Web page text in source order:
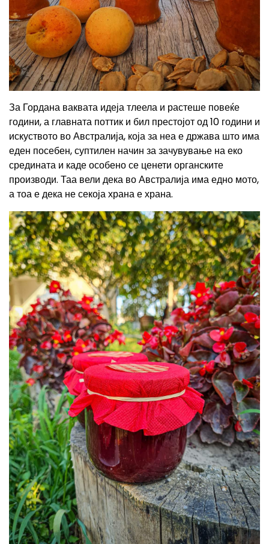
За Гордана ваквата идеја тлеела и растеше повеќе
години, а главната поттик и бил престојот од 10 години и
искуството во Австралија, која за неа е држава што има
еден посебен, суптилен начин за зачувување на еко
средината и каде особено се ценети органските
производи. Таа вели дека во Австралија има едно мото,
а тоа е дека не секоја храна е храна.